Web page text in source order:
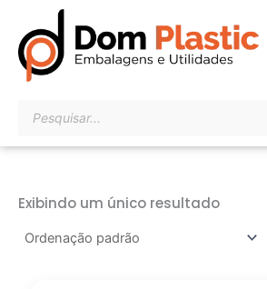
para
conteúdo
produtos
Exibindo um único resultado